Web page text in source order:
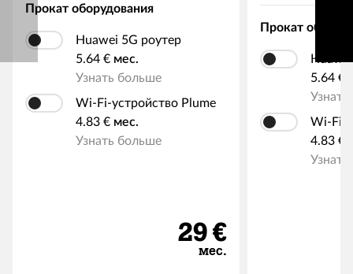
Прокат оборудования
Huawei 5G роутер
5.64 € мес.
Узнать больше
Wi-Fi-устройство Plume
4.83 € мес.
Узнать больше
29 €
мес.
Прокат
5.64 €
Wi-Fi-
4.83 €